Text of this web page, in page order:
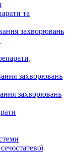
та
захворювань
захворювань
захворювань